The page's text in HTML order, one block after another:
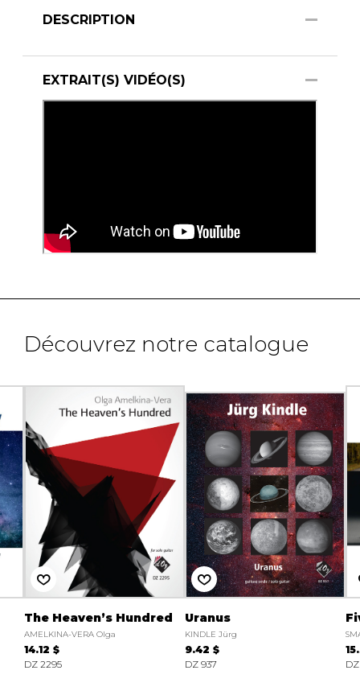
DESCRIPTION
EXTRAIT(S) VIDÉO(S)
Découvrez notre catalogue
The Heaven’s Hundred
AMELKINA-VERA Olga
14.12 $
DZ 2295
Uranus
KINDLE Jürg
9.42 $
DZ 937